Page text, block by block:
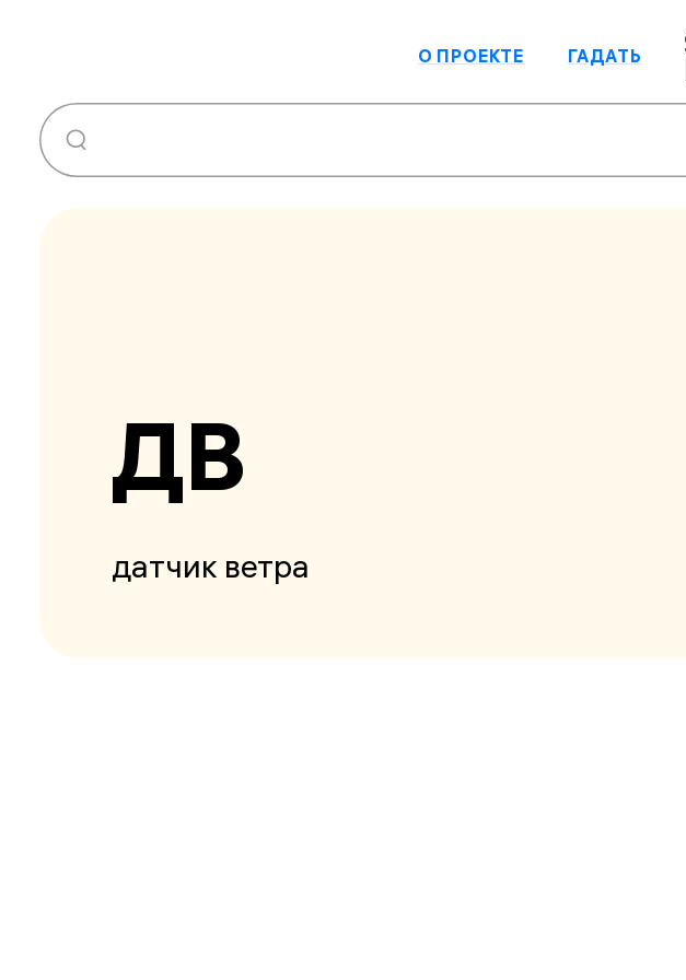
О ПРОЕКТЕ ГАДАТЬ
ДВ
датчик ветра